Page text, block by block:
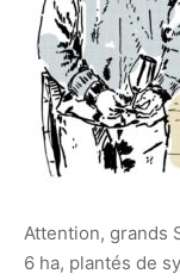
Attention, grands
6 ha, plantés de